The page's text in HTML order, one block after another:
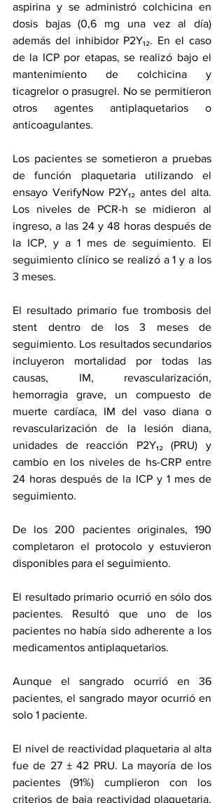
aspirina y se administró colchicina en
dosis bajas (0,6 mg una vez al día)
además del inhibidor P2Y₁₂. En el caso
de la ICP por etapas, se realizó bajo el
mantenimiento de colchicina y
ticagrelor o prasugrel. No se permitieron
otros agentes antiplaquetarios o
anticoagulantes.
Los pacientes se sometieron a pruebas
de función plaquetaria utilizando el
ensayo VerifyNow P2Y₁₂ antes del alta.
Los niveles de PCR-h se midieron al
ingreso, a las 24 y 48 horas después de
la ICP, y a 1 mes de seguimiento. El
seguimiento clínico se realizó a 1 y a los
3 meses.
El resultado primario fue trombosis del
stent dentro de los 3 meses de
seguimiento. Los resultados secundarios
incluyeron mortalidad por todas las
causas, IM, revascularización,
hemorragia grave, un compuesto de
muerte cardíaca, IM del vaso diana o
revascularización de la lesión diana,
unidades de reacción P2Y₁₂ (PRU) y
cambio en los niveles de hs-CRP entre
24 horas después de la ICP y 1 mes de
seguimiento.
De los 200 pacientes originales, 190
completaron el protocolo y estuvieron
disponibles para el seguimiento.
El resultado primario ocurrió en sólo dos
pacientes. Resultó que uno de los
pacientes no había sido adherente a los
medicamentos antiplaquetarios.
Aunque el sangrado ocurrió en 36
pacientes, el sangrado mayor ocurrió en
solo 1 paciente.
El nivel de reactividad plaquetaria al alta
fue de 27 ± 42 PRU. La mayoría de los
pacientes (91%) cumplieron con los
criterios de baja reactividad plaquetaria,